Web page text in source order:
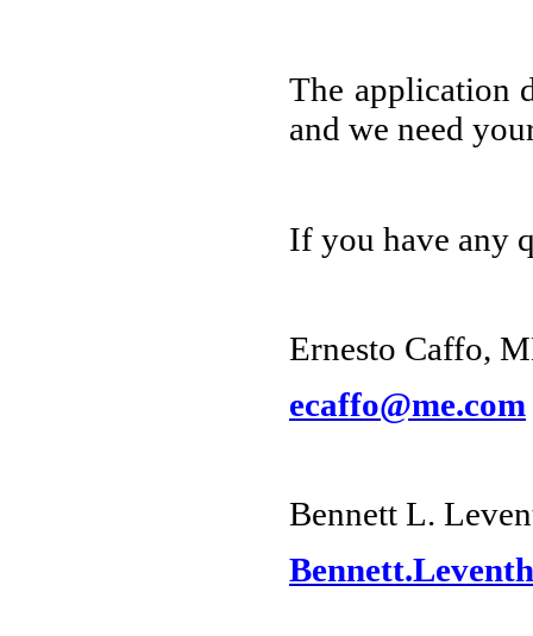
The application
and we need
If you have any
Ernesto Caffo,
ecaffo@me.com
Bennett L.